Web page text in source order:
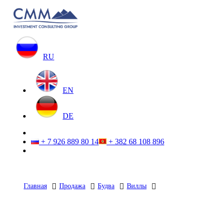
RU
EN
DE
+ 7 926 889 80 14 + 382 68 108 896
Главная Продажа Будва Виллы